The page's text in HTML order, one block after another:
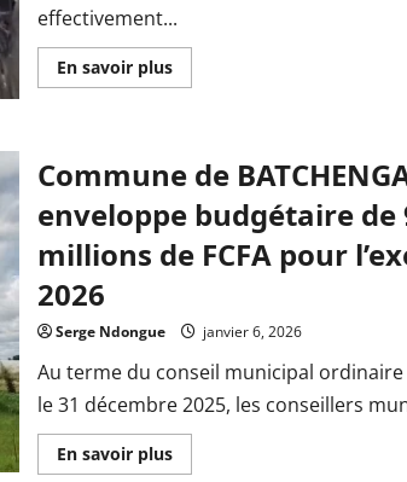
effectivement...
En savoir plusEn
savoir
la
commune
BATCHENGA
réceptionne
une
pelle
Commune de
enveloppe budgétaire de
millions de FCFA pour
2026
Serge Ndongue janvier 6, 2026
Au terme du conseil municipal ordinaire
le 31 décembre 2025, les conseillers
En savoir plusEn
savoir